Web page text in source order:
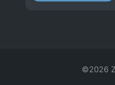
©2026